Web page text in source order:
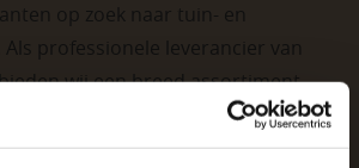
op zoek naar tuin- en
professionele leverancier van
wij een breed assortiment
topkwaliteit. Lees meer over de
.